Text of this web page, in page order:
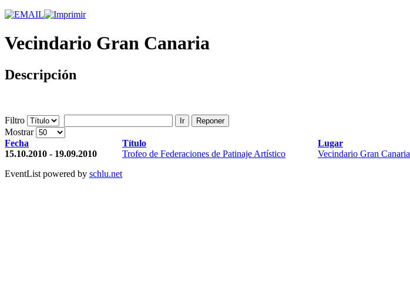
Vecindario Gran Canaria
Descripción
Filtro Ir Reponer
Mostrar
Fecha
Título Lugar
15.10.2010 - 19.09.2010
Trofeo de Federaciones de Patinaje Artístico Vecindario Gran Canaria
EventList powered by schlu.net